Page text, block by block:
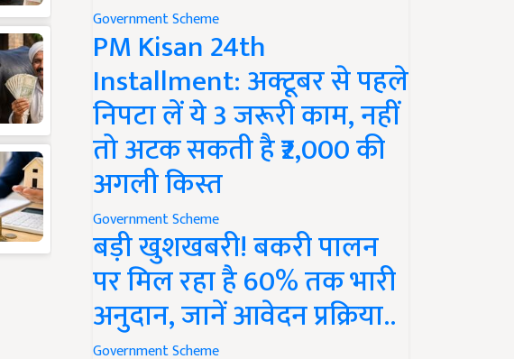
Government Scheme
PM Kisan 24th
Installment: अक्टूबर से पहले
निपटा लें ये 3 जरूरी काम, नहीं
तो अटक सकती है ₹2,000 की
अगली किस्त
Government Scheme
बड़ी खुशखबरी! बकरी पालन
पर मिल रहा है 60% तक भारी
अनुदान, जानें आवेदन प्रक्रिया..
Government Scheme